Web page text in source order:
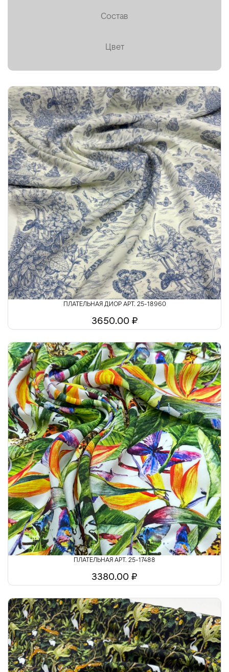
Платки, палантины, шарфы
Тафта
Твид
Ткани на мембране
Тренчевые
Трикотаж
Хлопок
Шелк
Шитьё
Состав
Цвет
ПЛАТЕЛЬНАЯ ДИОР АРТ. 25-18960
3650.00 ₽
ПЛАТЕЛЬНАЯ АРТ. 25-17488
3380.00 ₽